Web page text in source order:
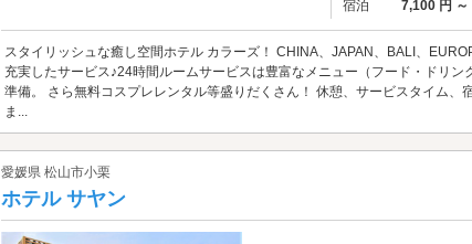
宿泊
7,100 円 ～
スタイリッシュな癒し空間ホテル カラーズ！ CHINA、JAPAN、BALI、
充実したサービス♪24時間ルームサービスは豊富なメニュー（フード・ドリ
準備。 さら無料コスプレレンタル等盛りだくさん！ 休憩、サービスタイム、
ま...
愛媛県 松山市小栗
ホテル サヤン